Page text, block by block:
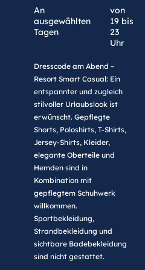
An
ausgewählten
Tagen
von
19 bis
23
Uhr
Dresscode am Abend –
Resort Smart Casual: Ein
entspannter und zugleich
stilvoller Urlaubslook ist
erwünscht. Gepflegte
Shorts, Poloshirts, T-Shirts,
Jersey-Shirts, Kleider,
elegante Oberteile und
Hemden sind in
Kombination mit
gepflegtem Schuhwerk
willkommen.
Sportbekleidung,
Strandbekleidung und
sichtbare Badebekleidung
sind nicht gestattet.